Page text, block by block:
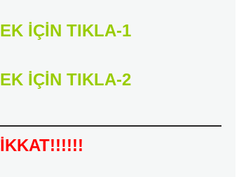
İÇİN TIKLA-1
İÇİN TIKLA-2